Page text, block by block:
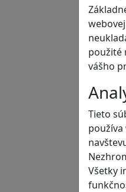
použité
vášho
Tieto
Všetky